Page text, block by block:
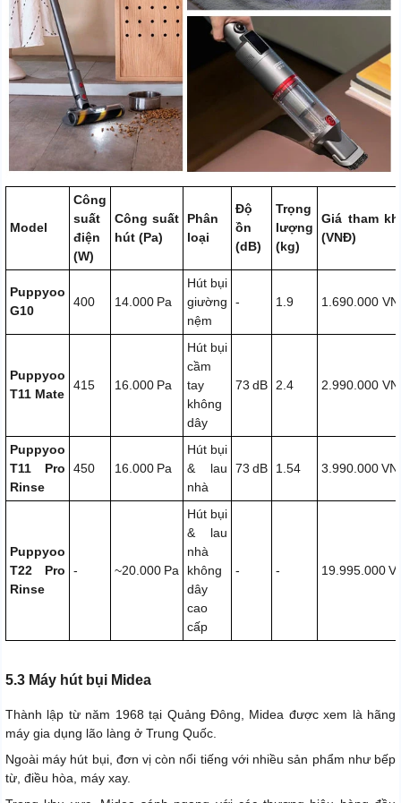
Model
Công
suất
điện
(W)
Công suất
hút (Pa)
Phân
loại
Độ
ồn
(dB)
Trọng
lượng
(kg)
Giá tham
(VNĐ)
Puppyoo
G10
400 14.000 Pa
Hút bụi
giường
nệm
- 1.9 1.690.000
Puppyoo
T11 Mate
415 16.000 Pa
Hút bụi
cầm
tay
không
dây
73 dB 2.4 2.990.000
Puppyoo
T11 Pro
Rinse
450 16.000 Pa
Hút bụi
& lau
nhà
73 dB 1.54 3.990.000
Puppyoo
T22 Pro
Rinse
- ~20.000 Pa
Hút bụi
& lau
nhà
không
dây
cao
cấp
- - 19.995.000
5.3 Máy hút bụi Midea
Thành lập từ năm 1968 tại Quảng Đông, Midea được xem là hãng
máy gia dụng lão làng ở Trung Quốc.
Ngoài máy hút bụi, đơn vị còn nổi tiếng với nhiều sản phẩm như bếp
từ, điều hòa, máy xay.